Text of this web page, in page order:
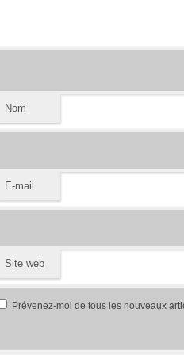
Nom
E-mail
Site web
Prévenez-moi de tous les nouveaux